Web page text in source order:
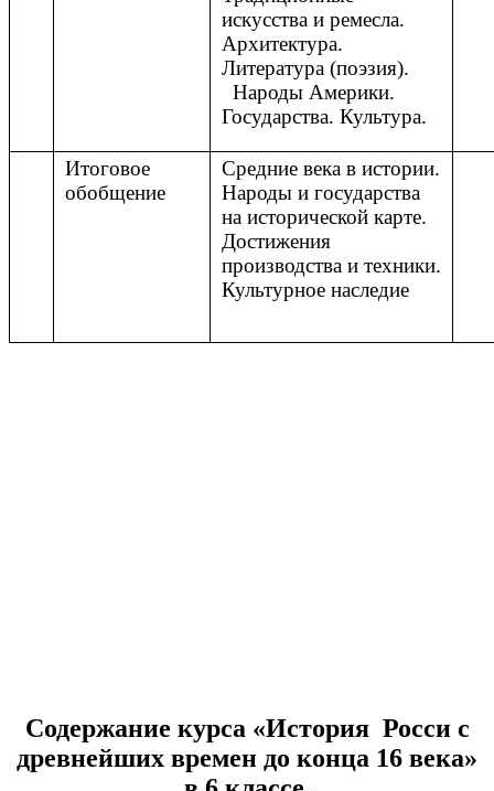
искусства и ремесла.
Архитектура.
Литература (поэзия).
Народы Америки.
Государства. Культура.
Итоговое
обобщение
Средние века в истории.
Народы и государства
на исторической карте.
Достижения
производства и техники.
Культурное наследие
Содержание курса «История Росси с
древнейших времен до конца 16 века»